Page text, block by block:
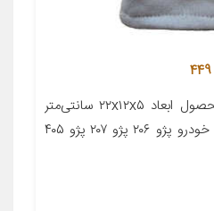
معرفی محصول جزئیات محصول ابعاد ۲۲x۱۲x۵ سانتی‌متر
جنس ویسکوز مناسب برای خودرو پژو ۲۰۶ پژو ۲۰۷ پژو ۴۰۵